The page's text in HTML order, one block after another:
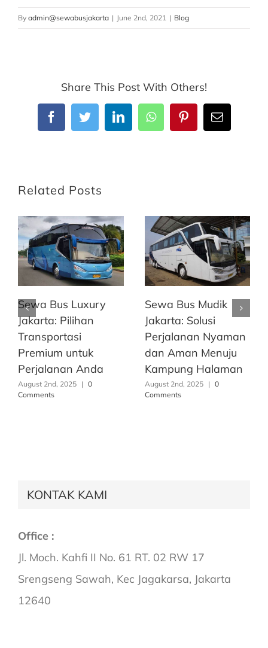
By admin@sewabusjakarta | June 2nd, 2021 | Blog
Share This Post With Others!
FacebookTwitterLinkedInWhatsAppPinterestEmail
Related Posts
Sewa Bus Luxury
Jakarta: Pilihan
Transportasi
Premium untuk
Perjalanan Anda
August 2nd, 2025 | 0
Comments
Sewa Bus Mudik
Jakarta: Solusi
Perjalanan Nyaman
dan Aman Menuju
Kampung Halaman
August 2nd, 2025 | 0
Comments
KONTAK KAMI
Office :
Jl. Moch. Kahfi II No. 61 RT. 02 RW 17
Srengseng Sawah, Kec Jagakarsa, Jakarta
12640